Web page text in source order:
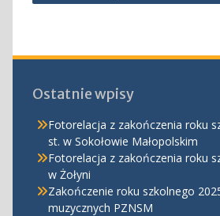
Ostatnie wpisy
Fotorelacja z zakończenia roku
st. w Sokołowie Małopolskim
Fotorelacja z zakończenia roku
w Żołyni
Zakończenie roku szkolnego
muzycznych PZNSM